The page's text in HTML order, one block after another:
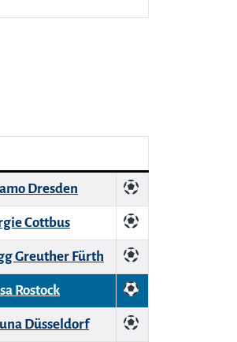
Dresden
Cottbus
Greuther Fürth
Rostock
Düsseldorf